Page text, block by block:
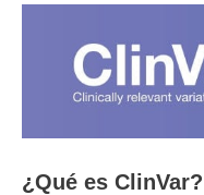
¿Qué es ClinVar?